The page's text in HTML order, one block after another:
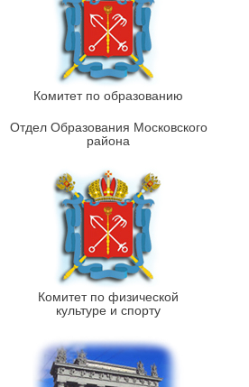
Комитет по образованию
Отдел Образования Московского
района
Комитет по физической
культуре и спорту